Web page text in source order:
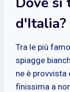
d'Italia?
Tra le più
spiagge
ne è provvista
finissima a